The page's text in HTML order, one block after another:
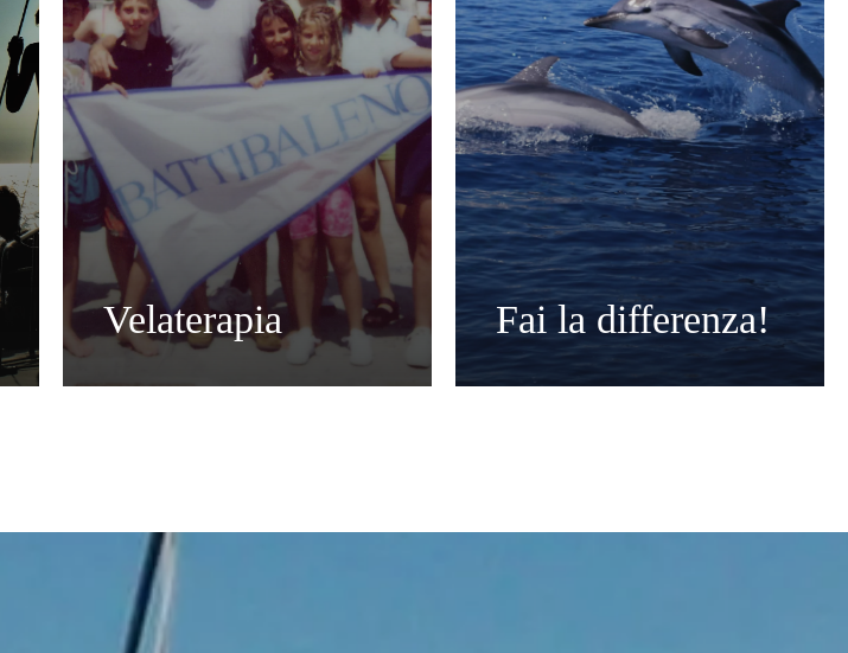
Velaterapia Fai la differenza!